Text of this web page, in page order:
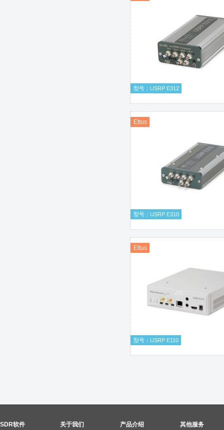
型号：USRP E312
Ettus
型号：USRP E310
Ettus
型号：USRP E110
SDR软件
关于我们
产品介绍
其他服务